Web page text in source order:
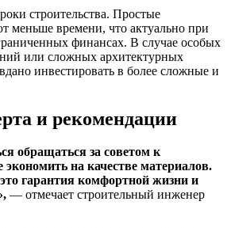
строительства. Простые
меньше времени, что актуально при
финансах. В случае особых
или сложных архитектурных
инвестировать в более сложные и
и рекомендации
обращаться за советом к
экономить на качестве материалов.
гарантия комфортной жизни и
— отмечает строительный инженер